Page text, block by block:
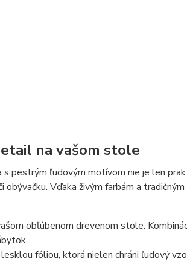
na vašom stole
s pestrým ľudovým motívom nie je len
Vďaka živým farbám a
obľúbenom drevenom stole.
fóliou, ktorá nielen chráni ľudový